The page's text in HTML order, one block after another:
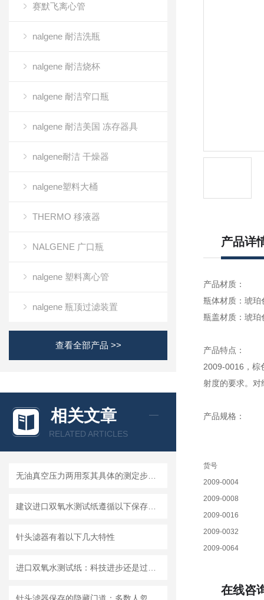
赛默飞离心管
nalgene 耐洁洗瓶
nalgene 耐洁烧杯
nalgene 耐洁窄口瓶
nalgene 耐洁美国 冻存器具
nalgene耐洁 干燥器
nalgene塑料大桶
THERMO 移液器
NALGENE 广口瓶
nalgene 塑料离心管
nalgene 瓶顶过滤装置
查看全部产品 >>
相关文章
RELATED ARTICLES
针头滤器有着以下几大特性
产品详
产品材质：
瓶体材质：琥珀
瓶盖材质：琥珀
产品特点：
2009-0016，棕
射度的要求。
产品规格：
货号
2009-0004
2009-0008
2009-0016
2009-0032
2009-0064
在线咨